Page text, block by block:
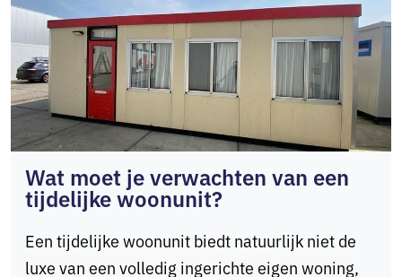
Wat moet je verwachten van een
tijdelijke woonunit?
Een tijdelijke woonunit biedt natuurlijk niet de
luxe van een volledig ingerichte eigen woning,